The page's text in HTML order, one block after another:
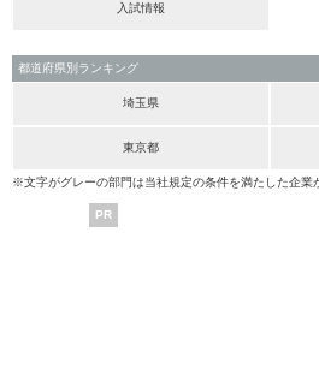
入試情報
都道府県別ランキング
埼玉県
東京都
※文字がグレーの部門は当社規定の条件を満たした企業
PR